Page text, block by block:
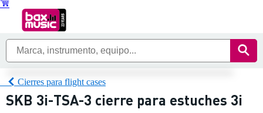
Cierres para flight cases
SKB 3i-TSA-3 cierre para estuches 3i